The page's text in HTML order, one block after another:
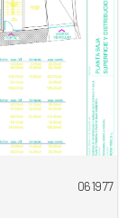
061977